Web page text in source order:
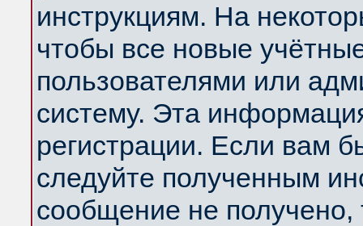
инструкциям. На
чтобы все новые
пользователями или
систему. Эта
регистрации. Если вам
следуйте полученным
сообщение не получено,